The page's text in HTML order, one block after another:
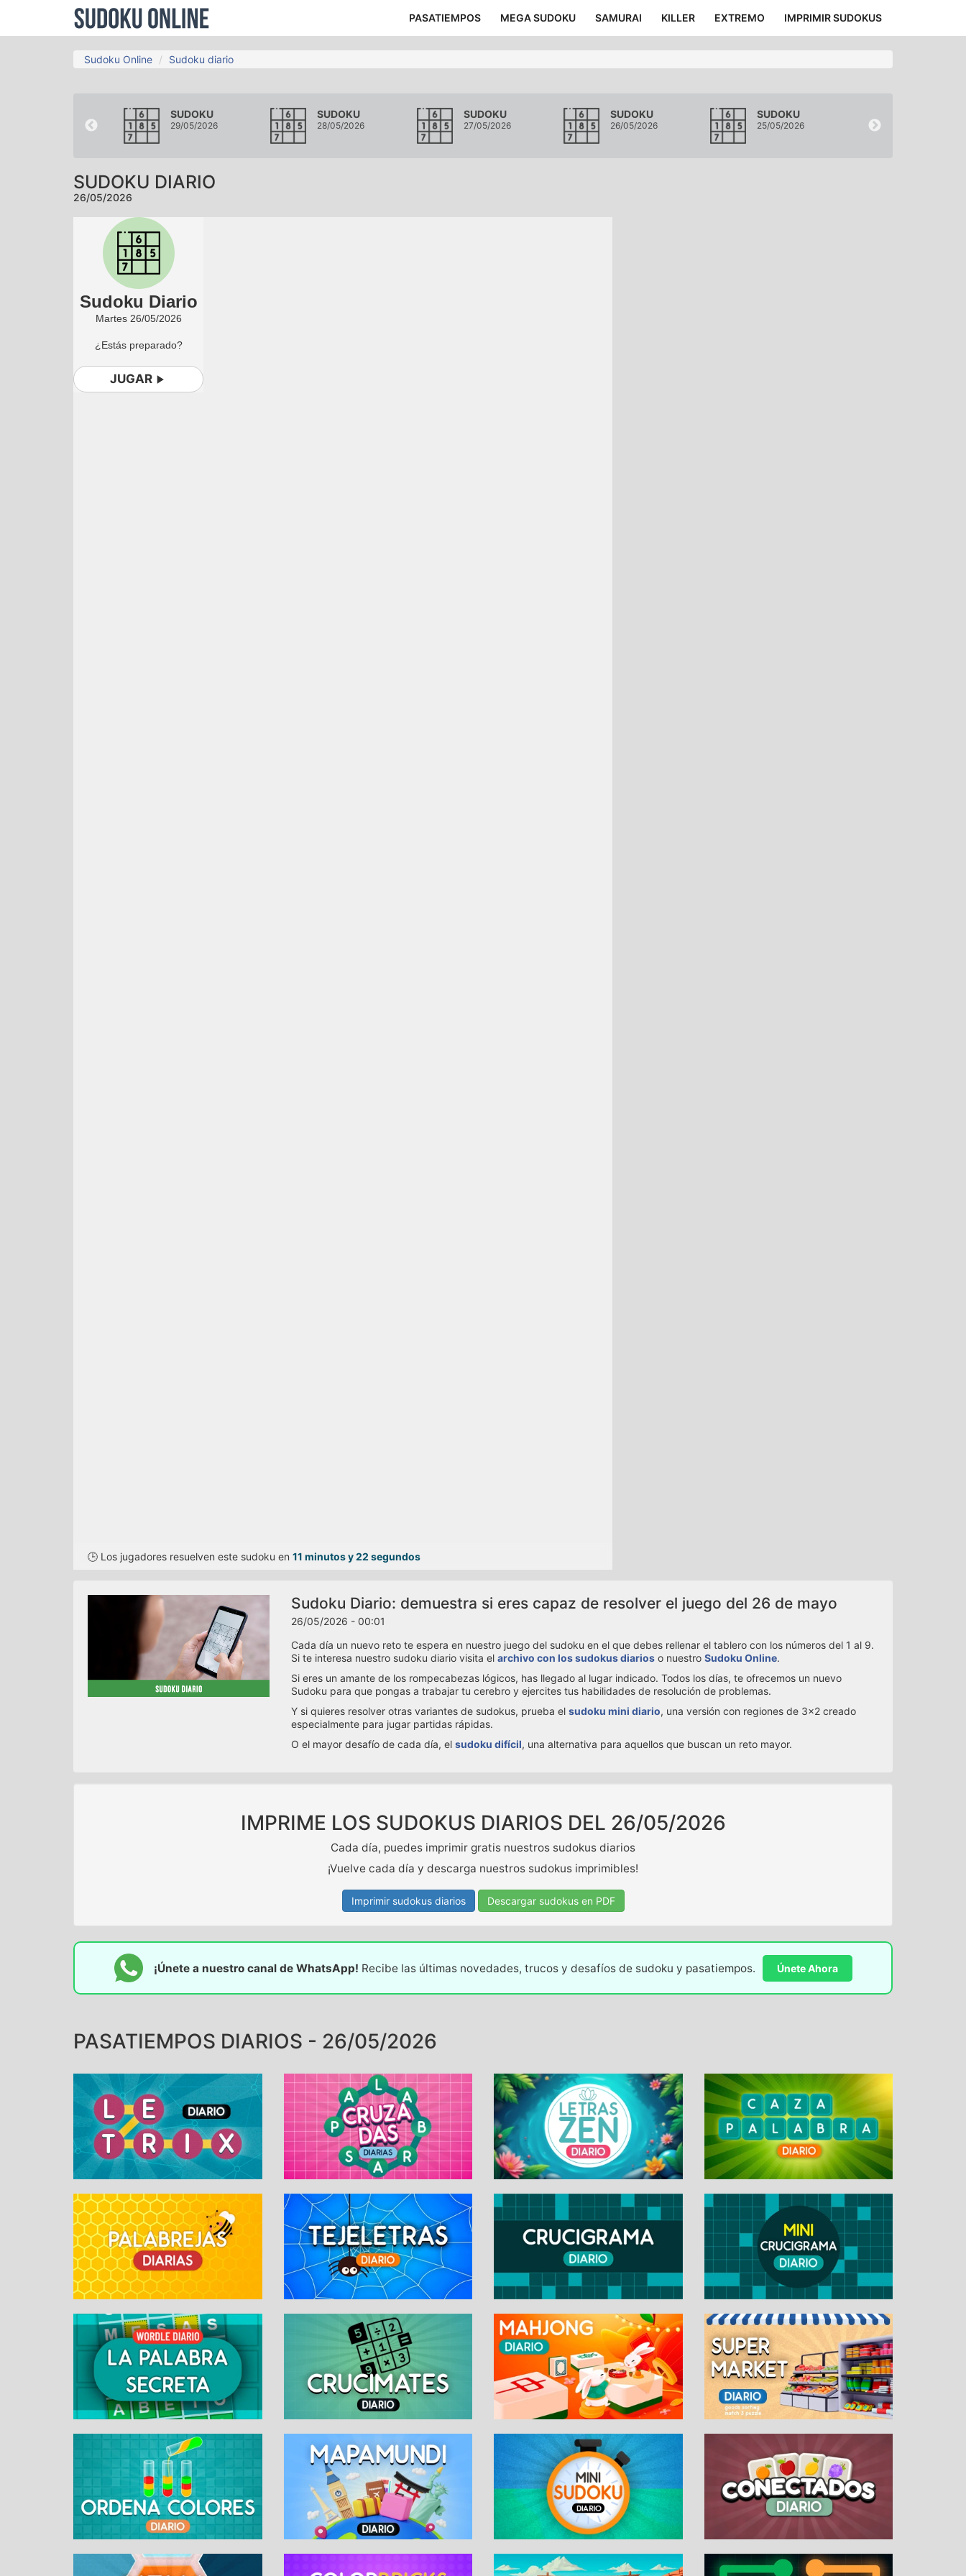
PASATIEMPOS MEGA SUDOKU SAMURAI KILLER EXTREMO IMPRIMIR SUDOKUS
Sudoku Online Sudoku diario
SUDOKU
29/05/2026
SUDOKU
28/05/2026
SUDOKU
27/05/2026
SUDOKU
26/05/2026
SUDOKU
25/05/2026
SUDOKU DIARIO
26/05/2026
Sudoku Diario
Martes 26/05/2026
¿Estás preparado?
JUGAR
🕒 Los jugadores resuelven este sudoku en 11 minutos y 22 segundos
Sudoku Diario: demuestra si eres capaz de resolver el juego del 26 de mayo
26/05/2026 - 00:01
Cada día un nuevo reto te espera en nuestro juego del sudoku en el que debes rellenar el tablero con los números del 1 al 9.
Si te interesa nuestro sudoku diario visita el archivo con los sudokus diarioso nuestro Sudoku Online.
Si eres un amante de los rompecabezas lógicos, has llegado al lugar indicado. Todos los días, te ofrecemos un nuevo
Sudoku para que pongas a trabajar tu cerebro y ejercites tus habilidades de resolución de problemas.
Y si quieres resolver otras variantes de sudokus, prueba el sudoku mini diario, una versión con regiones de 3x2 creado
especialmente para jugar partidas rápidas.
O el mayor desafío de cada día, el sudoku difícil, una alternativa para aquellos que buscan un reto mayor.
IMPRIME LOS SUDOKUS DIARIOS DEL 26/05/2026
Cada día, puedes imprimir gratis nuestros sudokus diarios
¡Vuelve cada día y descarga nuestros sudokus imprimibles!
Imprimir sudokus diarios Descargar sudokus en PDF
¡Únete a nuestro canal de WhatsApp! Recibe las últimas novedades, trucos y desafíos de sudoku y pasatiempos. Únete Ahora
PASATIEMPOS DIARIOS - 26/05/2026